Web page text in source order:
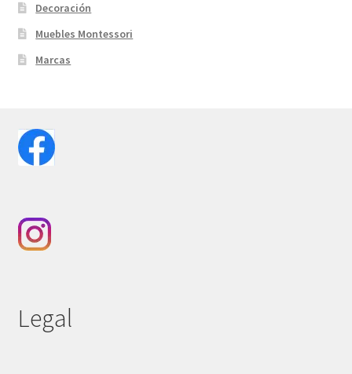
Decoración
Muebles Montessori
Marcas
Legal